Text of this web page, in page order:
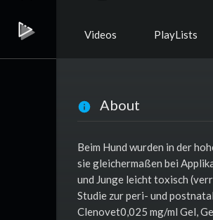
Videos PlayLists
About
Beim Hund wurden in der
sie gleichermaßen bei
und Junge leicht toxisch
Studie zur peri- und
Clenovet0,025 mg/ml Gel,